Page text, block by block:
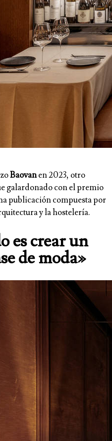
Baovanen 2023, otro
galardonado con el premio
publicación compuesta por
y la hostelería.
es crear un
de moda»